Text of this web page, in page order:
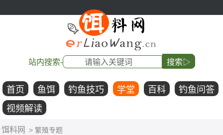
站内搜索- 搜索▷
首页 鱼饵 钓鱼技巧 学堂 百科
钓鱼问答
视频解读
饵料网 > 繁殖专题